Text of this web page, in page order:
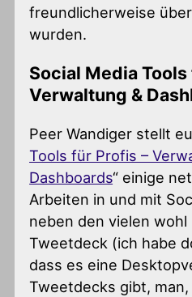
freundlicherweise
wurden.
Social Media
Verwaltung &
Peer Wandiger stellt
Tools für Profis –
Dashboards“ einige
Arbeiten in und mit
neben den vielen
Tweetdeck (ich habe
dass es eine
Tweetdecks gibt, man,